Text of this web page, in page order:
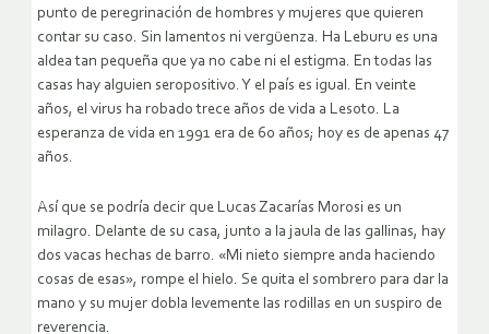
punto de peregrinación de hombres y mujeres que quieren
contar su caso. Sin lamentos ni vergüenza. Ha Leburu es una
aldea tan pequeña que ya no cabe ni el estigma. En todas las
casas hay alguien seropositivo. Y el país es igual. En veinte
años, el virus ha robado trece años de vida a Lesoto. La
esperanza de vida en 1991 era de 60 años; hoy es de apenas 47
años.
Así que se podría decir que Lucas Zacarías Morosi es un
milagro. Delante de su casa, junto a la jaula de las gallinas, hay
dos vacas hechas de barro. «Mi nieto siempre anda haciendo
cosas de esas», rompe el hielo. Se quita el sombrero para dar la
mano y su mujer dobla levemente las rodillas en un suspiro de
reverencia.